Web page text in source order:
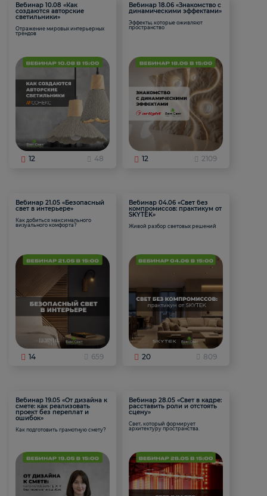
Вебинар 10.08 «Как
создаются авторские
светильники»
Отражение мировых интерьерных
трендов
12 48
Вебинар 18.06 «Знакомство с
динамическими эффектами»
Эффекты, которые оживляют
пространство
12 2109
Вебинар 21.05 «Безопасный
свет в интерьере»
Как добиться максимального
визуального комфорта?
14 659
Вебинар 04.06 «Свет без
компромиссов: практикум от
SKYTEK»
Живой разбор световых решений
20 809
Вебинар 19.05 «От дизайна к
смете: как реализовать
проект без переплат и
ошибок»
Как подготовить грамотную смету?
Вебинар 28.05 «Свет в кадре:
расставить роли и отстоять
сцену»
Свет, который формирует
архитектуру пространства.